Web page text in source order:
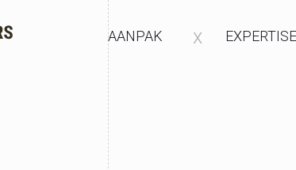
AANPAK x EXPERTISE